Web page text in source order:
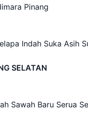
Pinang
Indah Suka Asih
SELATAN
Sawah Baru Serua